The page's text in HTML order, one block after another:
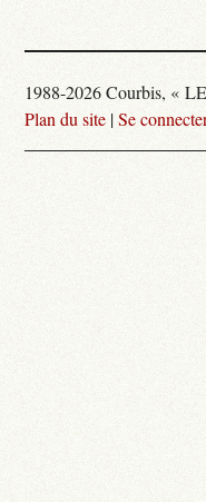
1988-2026 Courbis, «
Plan du site |Se